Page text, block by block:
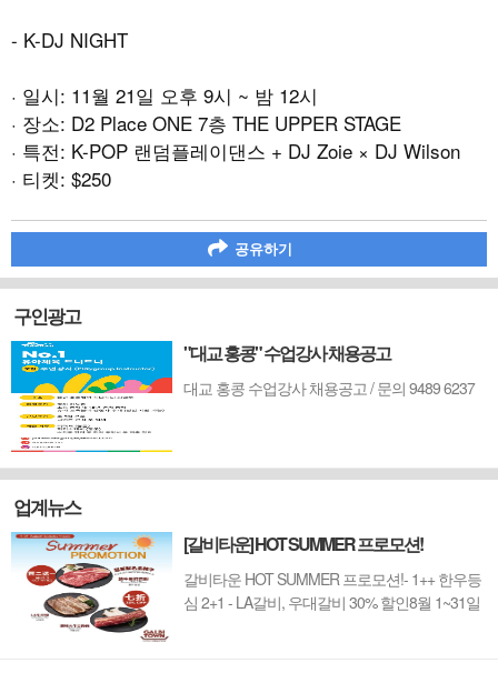
- K-DJ NIGHT
· 일시: 11월 21일 오후 9시 ~ 밤 12시
· 장소: D2 Place ONE 7층 THE UPPER STAGE
· 특전: K-POP 랜덤플레이댄스 + DJ Zoie × DJ Wilson
· 티켓: $250
공유하기
구인광고
"대교 홍콩" 수업강사 채용공고
대교 홍콩 수업강사 채용공고 / 문의 9489 6237
업계뉴스
[갈비타운] HOT SUMMER 프로모션!
갈비타운 HOT SUMMER 프로모션!- 1++ 한우등
심 2+1 - LA갈비, 우대갈비 30% 할인8월 1~31일